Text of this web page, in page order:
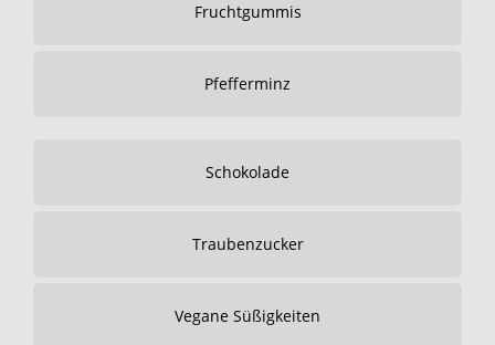
Fruchtgummis
Pfefferminz
Schokolade
Traubenzucker
Vegane Süßigkeiten